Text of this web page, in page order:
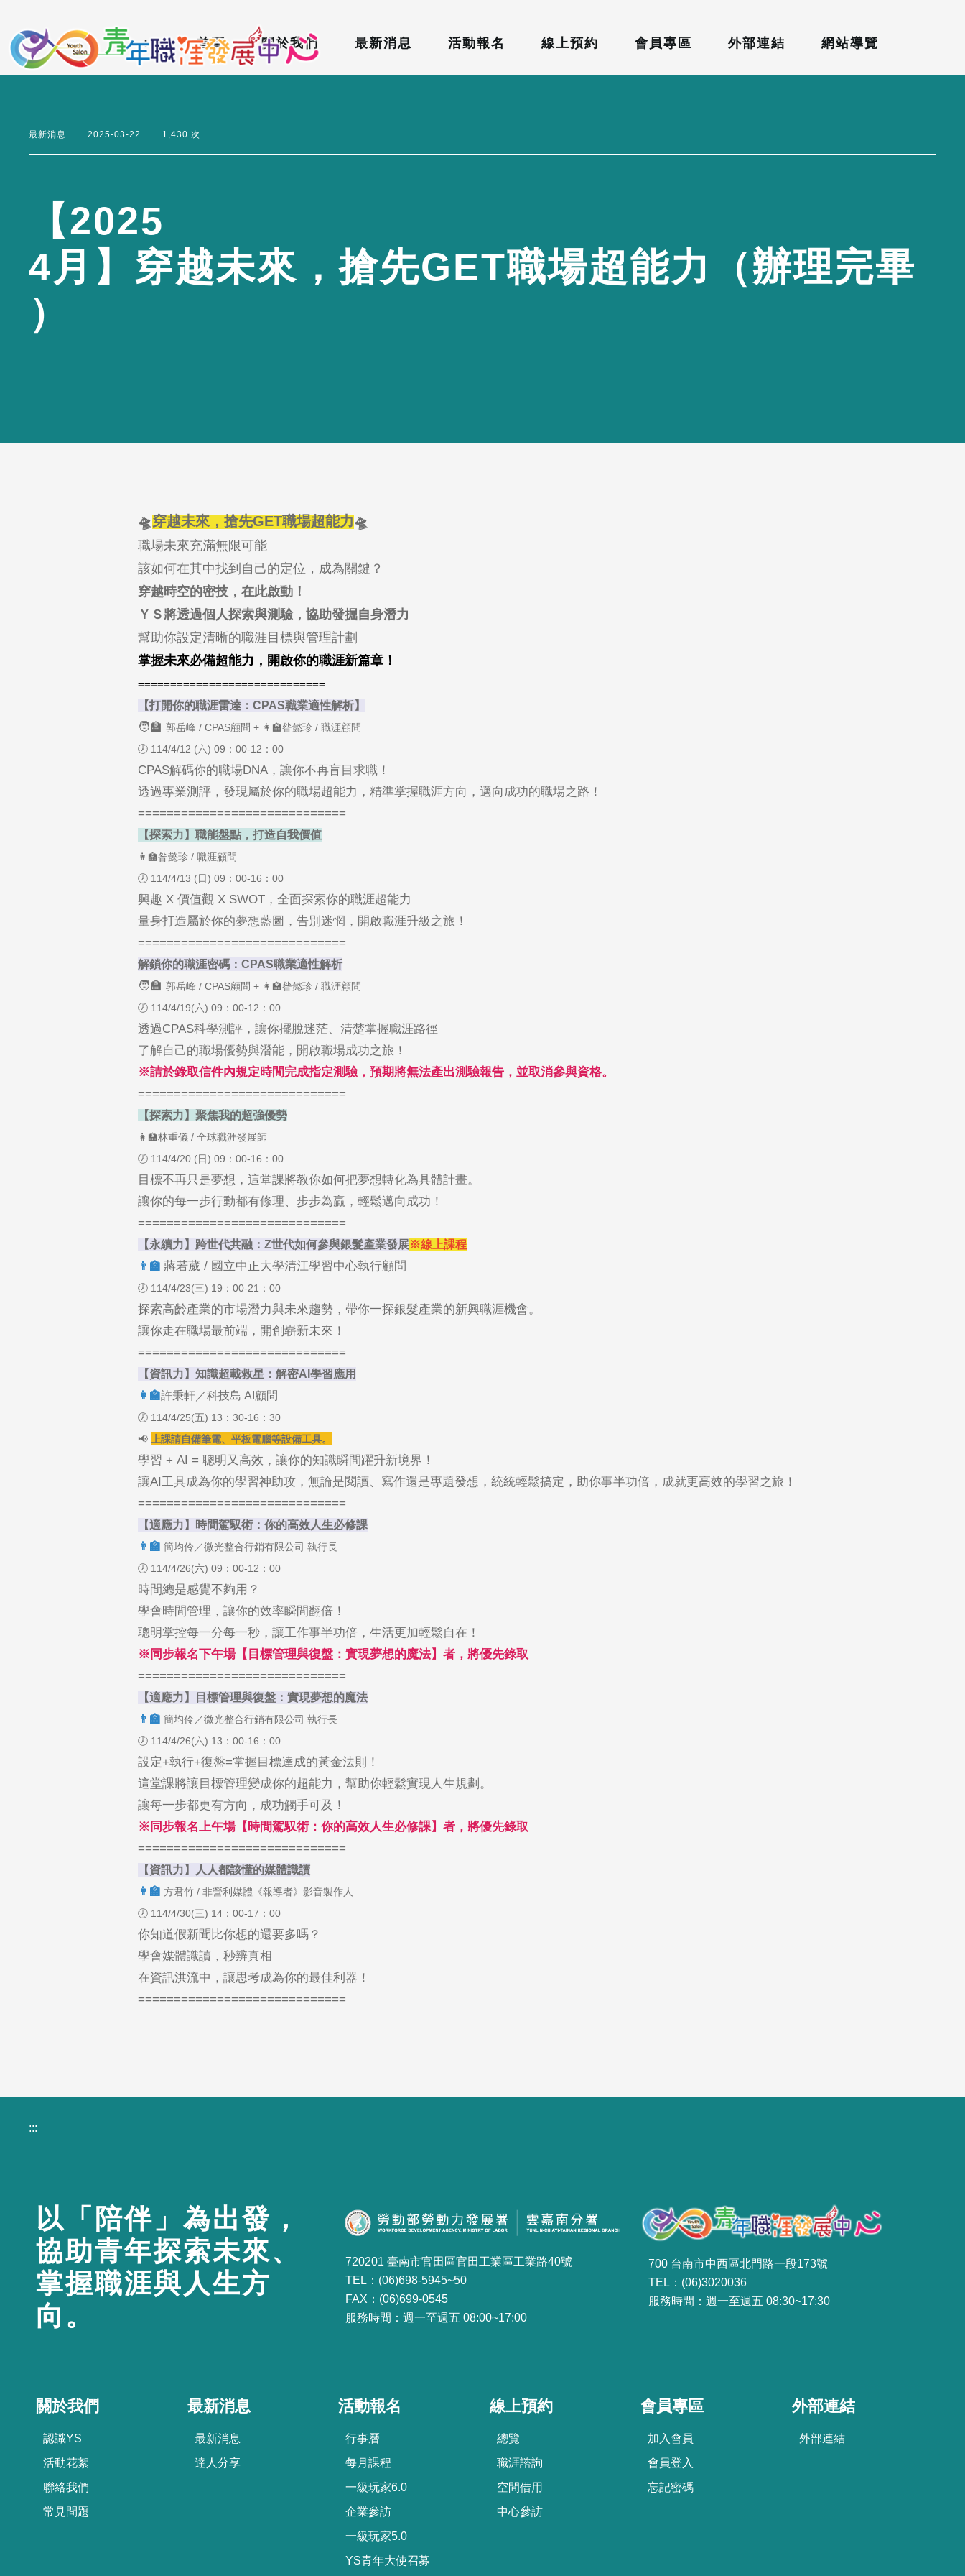
要
內
::: 首頁 關於我們 最新消息 活動報名 線上預約 會員專區 外部連結 網站導覽
最新消息 2025-03-22 1,430 次
【2025
4月 】 穿越未來 ，搶先GET職場超能力 （辦理完畢
）
🛸穿越未來，搶先GET職場超能力🛸
職場未來充滿無限可能
該如何在其中找到自己的定位，成為關鍵？
穿越時空的密技，在此啟動！
ＹＳ將透過個人探索與測驗，協助發掘自身潛力
幫助你設定清晰的職涯目標與管理計劃
掌握未來必備超能力，開啟你的職涯新篇章！
=============================
【打開你的職涯雷達：CPAS職業適性解析】
🧑‍🏫 郭岳峰 / CPAS顧問 + 👩‍🏫昝懿珍 / 職涯顧問
🕖 114/4/12 (六) 09：00-12：00
CPAS解碼你的職場DNA，讓你不再盲目求職！
透過專業測評，發現屬於你的職場超能力，精準掌握職涯方向，邁向成功的職場之路！
=============================
【探索力】職能盤點，打造自我價值
👩‍🏫昝懿珍 / 職涯顧問
🕖 114/4/13 (日) 09：00-16：00
興趣 X 價值觀 X SWOT，全面探索你的職涯超能力
量身打造屬於你的夢想藍圖，告別迷惘，開啟職涯升級之旅！
=============================
解鎖你的職涯密碼：CPAS職業適性解析
🧑‍🏫 郭岳峰 / CPAS顧問 + 👩‍🏫昝懿珍 / 職涯顧問
🕖 114/4/19(六) 09：00-12：00
透過CPAS科學測評，讓你擺脫迷茫、清楚掌握職涯路徑
了解自己的職場優勢與潛能，開啟職場成功之旅！
※請於錄取信件內規定時間完成指定測驗，預期將無法產出測驗報告，並取消參與資格。
=============================
【探索力】聚焦我的超強優勢
👩‍🏫林重儀 / 全球職涯發展師
🕖 114/4/20 (日) 09：00-16：00
目標不再只是夢想，這堂課將教你如何把夢想轉化為具體計畫。
讓你的每一步行動都有條理、步步為贏，輕鬆邁向成功！
=============================
【永續力】跨世代共融：Z世代如何參與銀髮產業發展※線上課程
‍👨‍🏫 蔣若葳 / 國立中正大學清江學習中心執行顧問
🕖 114/4/23(三) 19：00-21：00
探索高齡產業的市場潛力與未來趨勢，帶你一探銀髮產業的新興職涯機會。
讓你走在職場最前端，開創崭新未來！
=============================
【資訊力】知識超載救星：解密AI學習應用
👩‍🏫許秉軒／科技島 AI顧問
🕖 114/4/25(五) 13：30-16：30
📢
上課請自備筆電、平板電腦等設備工具。
學習 + AI = 聰明又高效，讓你的知識瞬間躍升新境界！
讓AI工具成為你的學習神助攻，無論是閱讀、寫作還是專題發想，統統輕鬆搞定，助你事半功倍，成就更高效的學習之旅！
=============================
【適應力】時間駕馭術：你的高效人生必修課
‍👨‍🏫 簡均伶／微光整合行銷有限公司 執行長
🕖 114/4/26(六) 09：00-12：00
時間總是感覺不夠用？
學會時間管理，讓你的效率瞬間翻倍！
聰明掌控每一分每一秒，讓工作事半功倍，生活更加輕鬆自在！
※同步報名下午場【目標管理與復盤：實現夢想的魔法】者，將優先錄取
=============================
【適應力】目標管理與復盤：實現夢想的魔法
‍👨‍🏫 簡均伶／微光整合行銷有限公司 執行長
🕖 114/4/26(六) 13：00-16：00
設定+執行+復盤=掌握目標達成的黃金法則！
這堂課將讓目標管理變成你的超能力，幫助你輕鬆實現人生規劃。
讓每一步都更有方向，成功觸手可及！
※同步報名上午場【時間駕馭術：你的高效人生必修課】者，將優先錄取
=============================
【資訊力】人人都該懂的媒體識讀
👩‍🏫 方君竹 / 非營利媒體《報導者》影音製作人
🕖 114/4/30(三) 14：00-17：00
你知道假新聞比你想的還要多嗎？
學會媒體識讀，秒辨真相
在資訊洪流中，讓思考成為你的最佳利器！
=============================
:::
以「陪伴」為出發，
協助青年探索未來、
掌握職涯與人生方
向。
720201 臺南市官田區官田工業區工業路40號
TEL：(06)698-5945~50
FAX：(06)699-0545
服務時間：週一至週五 08:00~17:00
700 台南市中西區北門路一段173號
TEL：(06)3020036
服務時間：週一至週五 08:30~17:30
關於我們
認識YS
活動花絮
聯絡我們
常見問題
最新消息
最新消息
達人分享
活動報名
行事曆
每月課程
一級玩家6.0
企業參訪
一級玩家5.0
YS青年大使召募
線上預約
總覽
職涯諮詢
空間借用
中心參訪
會員專區
加 入會 員
會 員登 入
忘記密碼
外部連結
外部連結